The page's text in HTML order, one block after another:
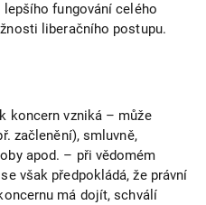
fungování celého
liberačního postupu.
koncern vzniká – může
začlenění), smluvně,
apod. – při vědomém
však předpokládá, že právní
má dojít, schválí